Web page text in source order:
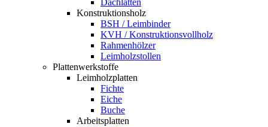
Konstruktionsholz
BSH / Leimbinder
KVH / Konstruktionsvollholz
Rahmenhölzer
Leimholzstollen
Plattenwerkstoffe
Leimholzplatten
Fichte
Eiche
Buche
Arbeitsplatten